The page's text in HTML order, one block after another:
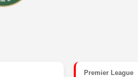
Premier League